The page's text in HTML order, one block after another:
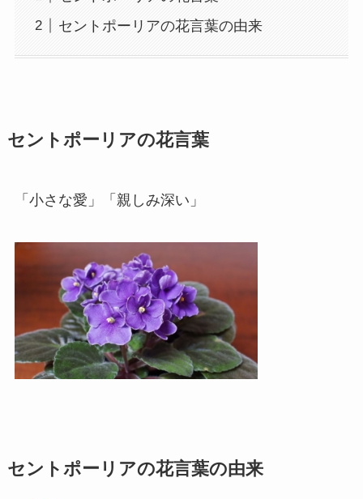
セントポーリアの花言葉の由来
セントポーリアの花言葉
「小さな愛」「親しみ深い」
セントポーリアの花言葉の由来